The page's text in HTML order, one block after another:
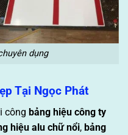
dụng
Tại Ngọc Phát
công bảng hiệu công ty
hiệu alu chữ nổi, bảng